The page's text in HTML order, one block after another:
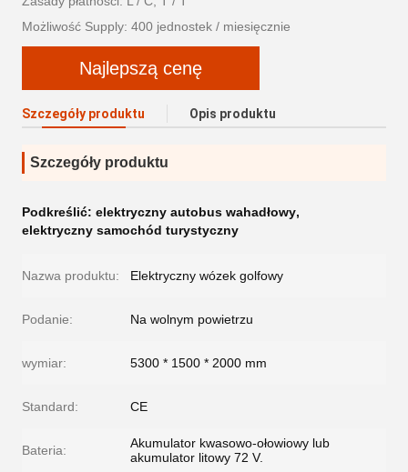
Możliwość Supply: 400 jednostek / miesięcznie
Najlepszą cenę
Szczegóły produktu Opis produktu
Szczegóły produktu
Podkreślić: elektryczny autobus wahadłowy,
elektryczny samochód turystyczny
Nazwa produktu: Elektryczny wózek golfowy
Podanie: Na wolnym powietrzu
wymiar: 5300 * 1500 * 2000 mm
Standard: CE
Bateria:
Akumulator kwasowo-ołowiowy lub
akumulator litowy 72 V.